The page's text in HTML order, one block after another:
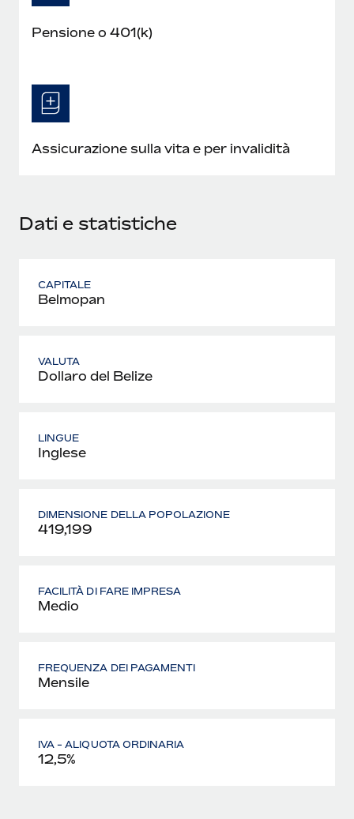
Pensione o 401(k)
Assicurazione sulla vita e per invalidità
Dati e statistiche
CAPITALE
Belmopan
VALUTA
Dollaro del Belize
LINGUE
Inglese
DIMENSIONE DELLA POPOLAZIONE
419,199
FACILITÀ DI FARE IMPRESA
Medio
FREQUENZA DEI PAGAMENTI
Mensile
IVA - ALIQUOTA ORDINARIA
12,5%